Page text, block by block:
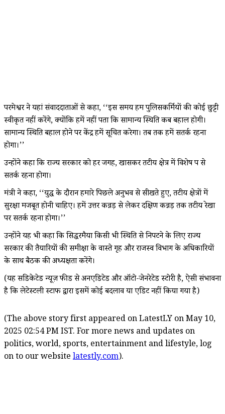
परमेश्वर ने यहां संवाददाताओं से कहा, ‘‘इस समय हम पुलिसकर्मियों की कोई छुट्टी
स्वीकृत नहीं करेंगे, क्योंकि हमें नहीं पता कि सामान्य स्थिति कब बहाल होगी।
सामान्य स्थिति बहाल होने पर केंद्र हमें सूचित करेगा। तब तक हमें सतर्क रहना
होगा।’’
उन्होंने कहा कि राज्य सरकार को हर जगह, खासकर तटीय क्षेत्र में विशेष रूप से
सतर्क रहना होगा।
मंत्री ने कहा, ‘‘युद्ध के दौरान हमारे पिछले अनुभव से सीखते हुए, तटीय क्षेत्रों में
सुरक्षा मजबूत होनी चाहिए। हमें उत्तर कन्नड़ से लेकर दक्षिण कन्नड़ तक तटीय रेखा
पर सतर्क रहना होगा।’’
उन्होंने यह भी कहा कि सिद्धरमैया किसी भी स्थिति से निपटने के लिए राज्य
सरकार की तैयारियों की समीक्षा के वास्ते गृह और राजस्व विभाग के अधिकारियों
के साथ बैठक की अध्यक्षता करेंगे।
(यह सिंडिकेटेड न्यूज़ फीड से अनएडिटेड और ऑटो-जेनरेटेड स्टोरी है, ऐसी संभावना
है कि लेटेस्टली स्टाफ द्वारा इसमें कोई बदलाव या एडिट नहीं किया गया है)
(The above story first appeared on LatestLY on May 10,
2025 02:54 PM IST. For more news and updates on
politics, world, sports, entertainment and lifestyle, log
on to our website latestly.com).